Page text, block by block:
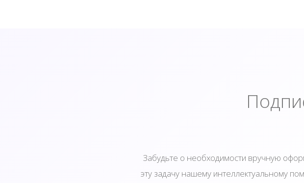
Забудьте о необходимости вручную
эту задачу нашему интеллектуальному